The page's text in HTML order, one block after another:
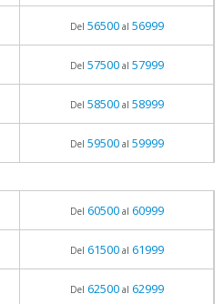
Del 56500al 56999
Del 57500al 57999
Del 58500al 58999
Del 59500al 59999
Del 60500al 60999
Del 61500al 61999
Del 62500al 62999